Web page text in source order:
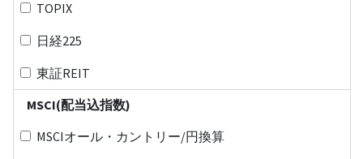
TOPIX
日経225
東証REIT
MSCI(配当込指数)
MSCIオール・カントリー/円換算